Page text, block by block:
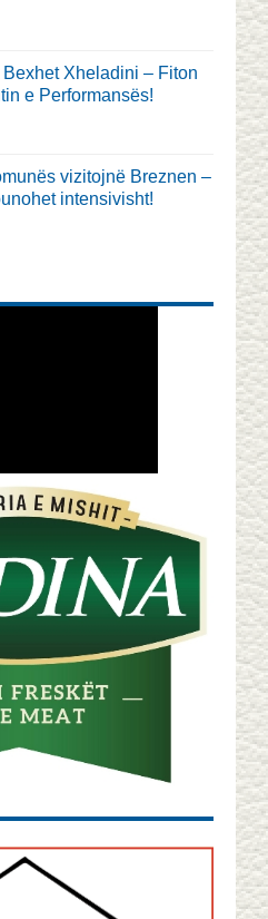
Bexhet Xheladini – Fiton
e Performansës!
vizitojnë Breznen –
intensivisht!